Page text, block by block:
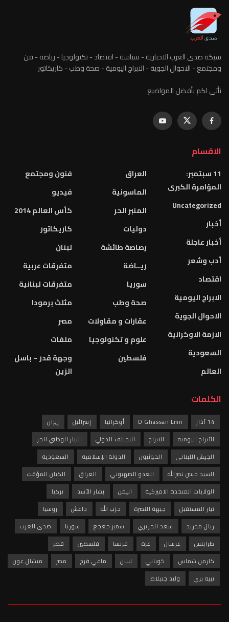
شبكة صدى العرب الاخبارية - سياسة - اقتصاد - تكنولوجيا - رياضة - فن
ومجتمع - الاحوال الجوية - الابراج اليومية - صحة وطب - كاريكاتور
نأتي لكم بأفضل المواضيع
الاقسام
11 سبتمبر:
المؤامرة الكبرى
Uncategorized
أخبار
أخبار عاجلة
أدب وشعر
اقتصاد
الابراج اليومية
الاحوال الجوية
الازمة الاوكرانية
السعودية
العالم
العراق
الماسونية
المنبر الحر
دوليات
رصاصة طائشة
ريــاضة
سوريا
صحة وطب
عقارات و مقاولات
علوم و تكنولوجيا
فلسطين
فنون ومجتمع
فيديو
كأس العالم 2014
كاريكاتور
لبنان
متفرقات عربية
متفرقات لبنانية
مثلث برمودا
مصر
ملفات
وجهة قدر – باسل
الزين
الكلمات
14 آذار D Ghassan Lmn أوكرانيا إسرائيل
إيران
الأبراج اليومية
الابراج التحالف الدولي
التيار الوطني الحر
الجيش اللبناني
الحوثيون الدولة الإسلامية
السعودية
السيد حسن نصرالله
العدو الصهيوني العراق
الكيان المؤقت
الولايات المتحدة الاميركية
اليمن بشار الأسد
تركيا
تيار المستقبل
جبهة النصرة حزب الله داعش
روسيا
ريال مدريد
سعد الحريري سمير جعجع سوريا
صدى العرب
طرابلس
عرسال غزة فرنسا فلسطين
قطر
كارمن شماس
كوباني لبنان ماغي فرح مصر
ميشال عون
نبيه بري
وليد جنبلاط